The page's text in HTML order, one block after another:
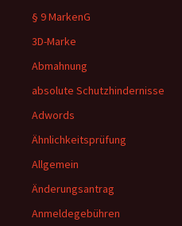
§ 9 MarkenG
3D-Marke
Abmahnung
absolute Schutzhindernisse
Adwords
Ähnlichkeitsprüfung
Allgemein
Änderungsantrag
Anmeldegebühren